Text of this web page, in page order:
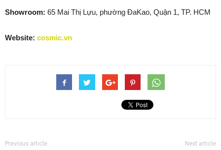
Showroom: 65 Mai Thị Lựu, phường ĐaKao, Quận 1, TP. HCM
Website: cosmic.vn
Previous article Next article